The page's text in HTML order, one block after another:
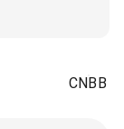
CNBB